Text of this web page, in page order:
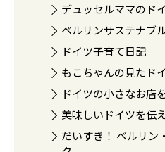
デュッセルママのド
ベルリンサステナブ
ドイツ子育て日記
もこちゃんの見たド
ドイツの小さなお店
美味しいドイツを伝
だいすき！ ベルリン